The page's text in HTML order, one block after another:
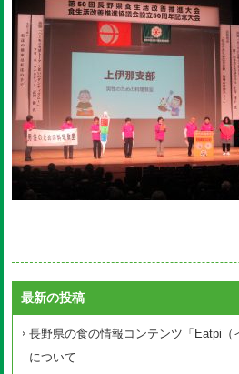
最新の投稿
長野県の食の情報コンテンツ「Eatpi（
について